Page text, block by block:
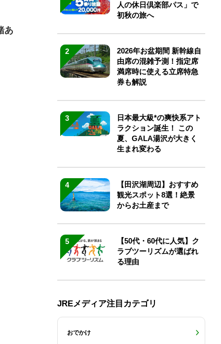
あ
人の休日倶楽部パス」で
初秋の旅へ
2
2026年お盆期間 新幹線自
由席の混雑予測！指定席
満席時に使える立席特急
券も解説
3
日本最大級*の爽快系アト
ラクション誕生！ この
夏、GALA湯沢が大きく
生まれ変わる
4
【田沢湖周辺】おすすめ
観光スポット8選！絶景
からお土産まで
5
【50代・60代に人気】ク
ラブツーリズムが選ばれ
る理由
JREメディア注目カテゴリ
おでかけ